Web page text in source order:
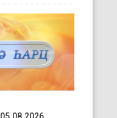
05.08.2026.